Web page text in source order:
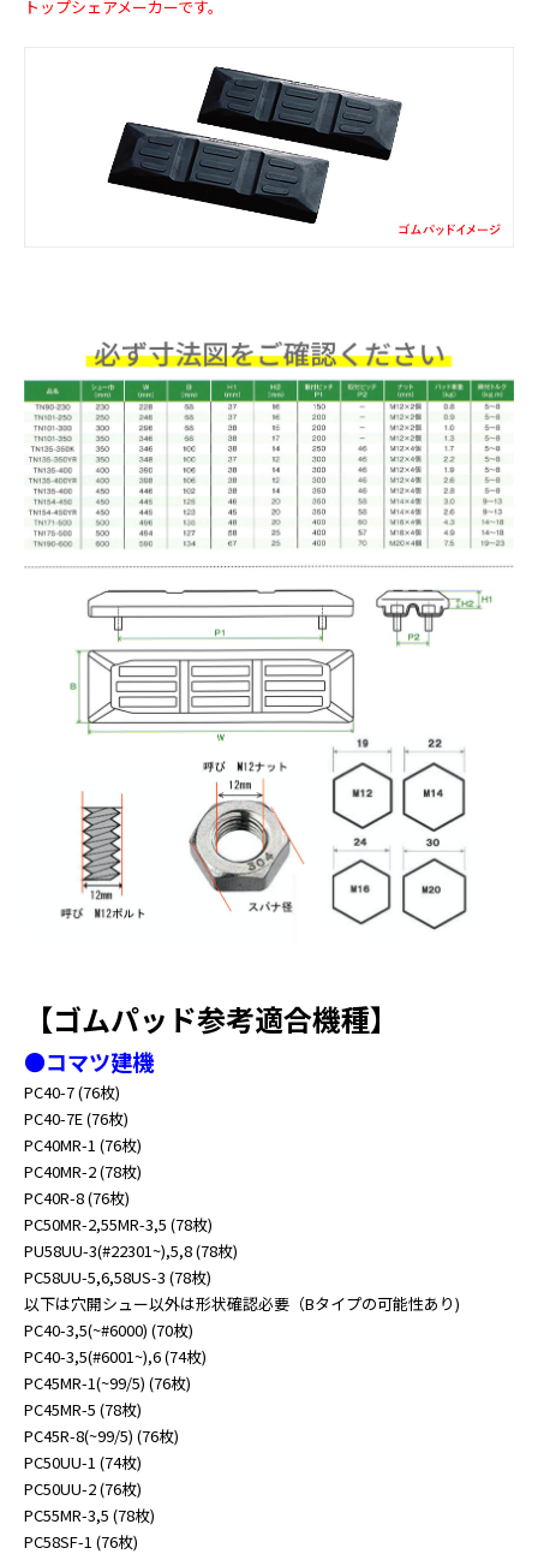
トップシェアメーカーです。
【ゴムパッド参考適合機種】
●コマツ建機
PC40-7 (76枚)
PC40-7E (76枚)
PC40MR-1 (76枚)
PC40MR-2 (78枚)
PC40R-8 (76枚)
PC50MR-2,55MR-3,5 (78枚)
PU58UU-3(#22301~),5,8 (78枚)
PC58UU-5,6,58US-3 (78枚)
以下は穴開シュー以外は形状確認必要（Bタイプの可能性あり)
PC40-3,5(~#6000) (70枚)
PC40-3,5(#6001~),6 (74枚)
PC45MR-1(~99/5) (76枚)
PC45MR-5 (78枚)
PC45R-8(~99/5) (76枚)
PC50UU-1 (74枚)
PC50UU-2 (76枚)
PC55MR-3,5 (78枚)
PC58SF-1 (76枚)